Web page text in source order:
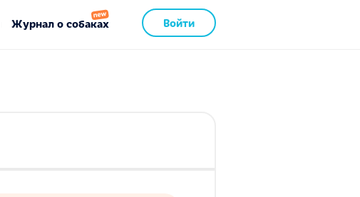
Войти
Журнал о собаках